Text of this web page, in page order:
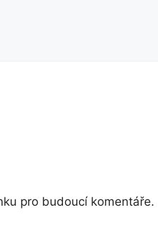
pro budoucí komentáře.